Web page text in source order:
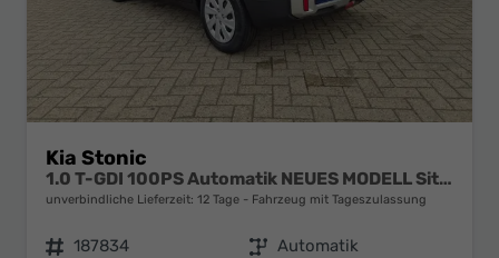
Kia Stonic
1.0 T-GDI 100PS Automatik NEUES MODELL Sitzheizung Lenkradheizung PDC v+h Rückf.Kamera Klima Bluetooth Touchscreen Apple CarPlay Android Auto Tempomat
unverbindliche Lieferzeit: 12 Tage Fahrzeug mit Tageszulassung
Fahrzeugnr. 187834 Getriebe Automatik